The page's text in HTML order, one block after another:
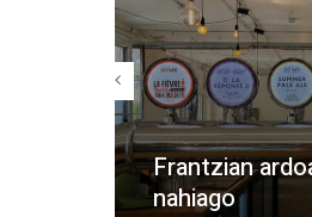
Frantzian
nahiago